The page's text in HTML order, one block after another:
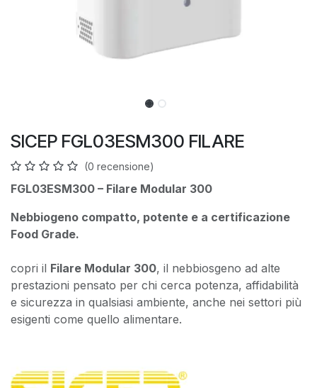
SICEP FGL03ESM300 FILARE
(0 recensione)
FGL03ESM300 – Filare Modular 300
Nebbiogeno compatto, potente e a certificazione
Food Grade.
copri il Filare Modular 300, il nebbiosgeno ad alte
prestazioni pensato per chi cerca potenza, affidabilità
e sicurezza in qualsiasi ambiente, anche nei settori più
esigenti come quello alimentare.